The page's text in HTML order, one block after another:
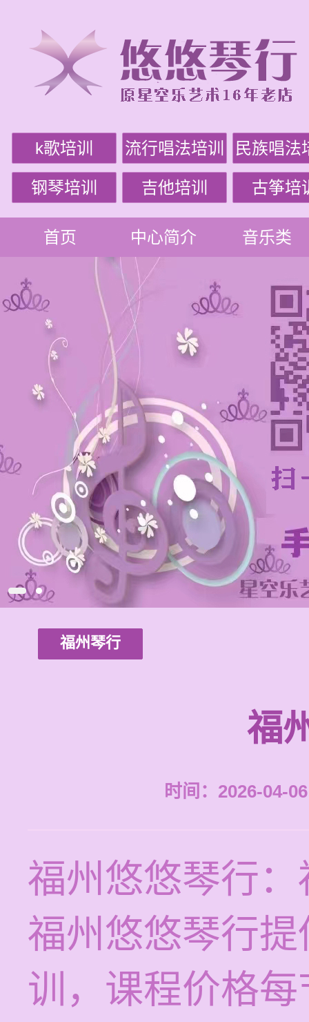
k歌培训 流行唱法培训 民族唱法
钢琴培训 吉他培训 古筝培
首页 中心简介 音乐类
福州琴行
福
时间：2026-04-
福州悠悠琴行
福州悠悠琴行
训，课程价格